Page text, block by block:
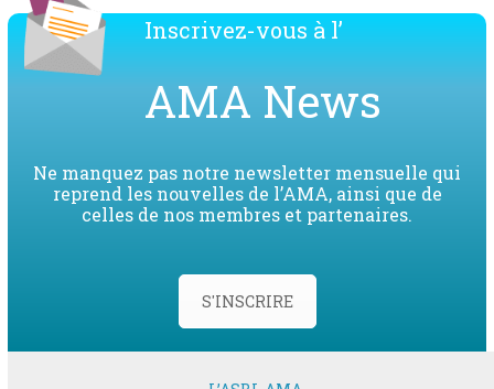
Inscrivez-vous à l’
AMA News
Ne manquez pas notre newsletter mensuelle qui
reprend les nouvelles de l’AMA, ainsi que de
celles de nos membres et partenaires.
S'INSCRIRE